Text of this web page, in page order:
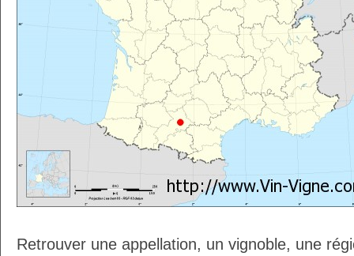
Retrouver une appellation, un vignoble, une